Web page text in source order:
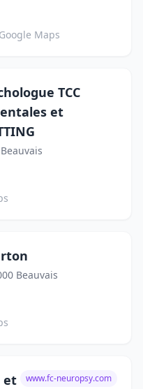
Google Maps
TCC
et
Beauvais
et
www.fc-neuropsy.com